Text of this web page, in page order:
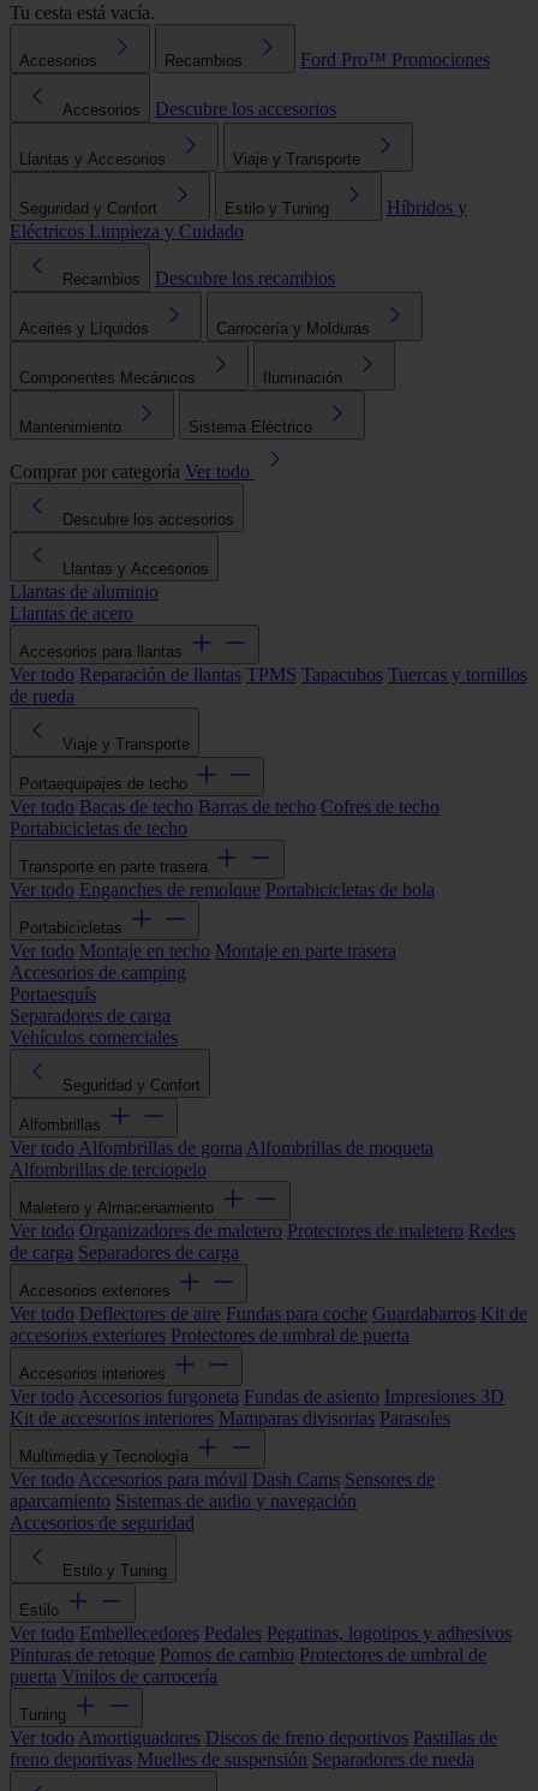
Tu cesta está vacía.
Accesorios Recambios Ford Pro™ Promociones
Accesorios Descubre los accesorios
Llantas y Accesorios Viaje y Transporte
Seguridad y Confort Estilo y Tuning
Híbridos y
Eléctricos Limpieza y Cuidado
Recambios Descubre los recambios
Aceites y Líquidos Carrocería y Molduras
Componentes Mecánicos Iluminación
Mantenimiento Sistema Eléctrico
Comprar por categoría Ver todo
Descubre los accesorios
Llantas y Accesorios
Llantas de aluminio
Llantas de acero
Accesorios para llantas
Ver todo Reparación de llantas TPMS Tapacubos Tuercas y tornillos
de rueda
Viaje y Transporte
Portaequipajes de techo
Ver todo Bacas de techo Barras de techo Cofres de techo
Portabicicletas de techo
Transporte en parte trasera
Ver todo Enganches de remolque Portabicicletas de bola
Portabicicletas
Ver todo Montaje en techo Montaje en parte trasera
Accesorios de camping
Portaesquís
Separadores de carga
Vehículos comerciales
Seguridad y Confort
Alfombrillas
Ver todo Alfombrillas de goma Alfombrillas de moqueta
Alfombrillas de terciopelo
Maletero y Almacenamiento
Ver todo Organizadores de maletero Protectores de maletero Redes
de carga Separadores de carga
Accesorios exteriores
Ver todo Deflectores de aire Fundas para coche Guardabarros Kit de
accesorios exteriores Protectores de umbral de puerta
Accesorios interiores
Ver todo Accesorios furgoneta Fundas de asiento Impresiones 3D
Kit de accesorios interiores Mamparas divisorias Parasoles
Multimedia y Tecnología
Ver todo Accesorios para móvil Dash Cams Sensores de
aparcamiento Sistemas de audio y navegación
Accesorios de seguridad
Estilo y Tuning
Estilo
Ver todo Embellecedores Pedales Pegatinas, logotipos y adhesivos
Pinturas de retoque Pomos de cambio Protectores de umbral de
puerta Vinilos de carrocería
Tuning
Ver todo Amortiguadores Discos de freno deportivos Pastillas de
freno deportivas Muelles de suspensión Separadores de rueda